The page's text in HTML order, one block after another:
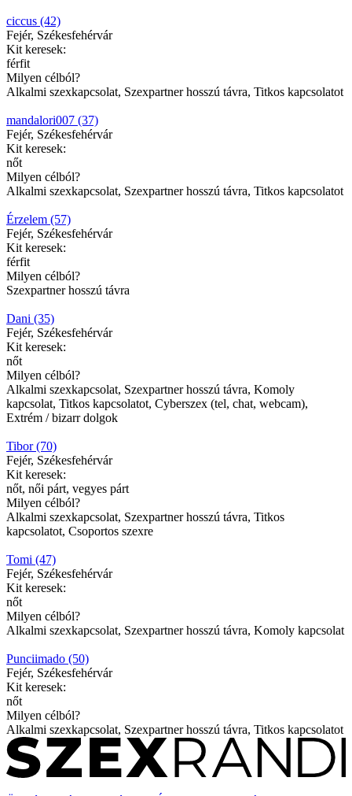
ciccus (42)
Fejér, Székesfehérvár
Kit keresek:
férfit
Milyen célból?
Alkalmi szexkapcsolat, Szexpartner hosszú távra, Titkos kapcsolatot
mandalori007 (37)
Fejér, Székesfehérvár
Kit keresek:
nőt
Milyen célból?
Alkalmi szexkapcsolat, Szexpartner hosszú távra, Titkos kapcsolatot
Érzelem (57)
Fejér, Székesfehérvár
Kit keresek:
férfit
Milyen célból?
Szexpartner hosszú távra
Dani (35)
Fejér, Székesfehérvár
Kit keresek:
nőt
Milyen célból?
Alkalmi szexkapcsolat, Szexpartner hosszú távra, Komoly
kapcsolat, Titkos kapcsolatot, Cyberszex (tel, chat, webcam),
Extrém / bizarr dolgok
Tibor (70)
Fejér, Székesfehérvár
Kit keresek:
nőt, női párt, vegyes párt
Milyen célból?
Alkalmi szexkapcsolat, Szexpartner hosszú távra, Titkos
kapcsolatot, Csoportos szexre
Tomi (47)
Fejér, Székesfehérvár
Kit keresek:
nőt
Milyen célból?
Alkalmi szexkapcsolat, Szexpartner hosszú távra, Komoly kapcsolat
Punciimado (50)
Fejér, Székesfehérvár
Kit keresek:
nőt
Milyen célból?
Alkalmi szexkapcsolat, Szexpartner hosszú távra, Titkos kapcsolatot